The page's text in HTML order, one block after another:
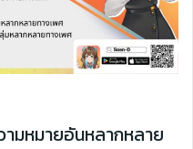
มหมายอันหลากหลาย